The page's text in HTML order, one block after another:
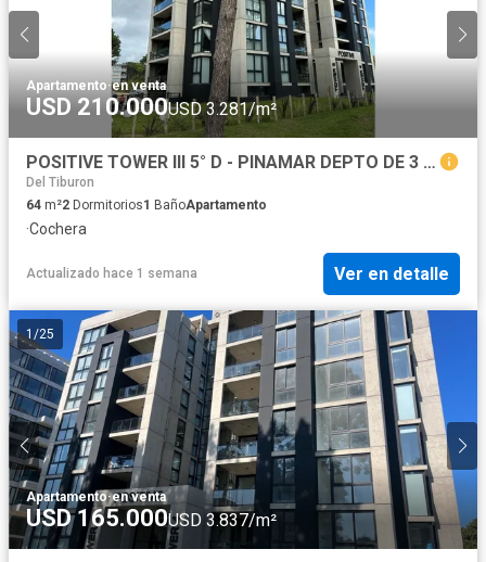
Apartamento·en venta
USD 210.000USD 3.281/m²
POSITIVE TOWER III 5° D - PINAMAR DEPTO DE 3 AMB EN VENTA
Del Tiburon
64 m²2 Dormitorios1 BañoApartamento
·Cochera
Actualizado hace 1 semana Ver en detalle
1 /25
Apartamento·en venta
USD 165.000USD 3.837/m²